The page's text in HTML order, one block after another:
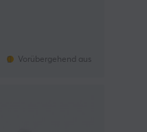
Vorübergehend aus